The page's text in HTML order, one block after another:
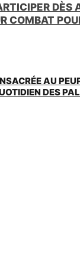
COMBAT
AU
DES